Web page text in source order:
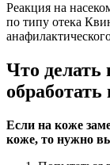
Реакция на
по типу отека
Что делать
Если на коже
коже, то нужно